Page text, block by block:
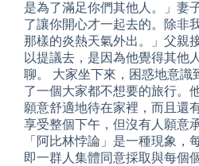
是為了滿足你們其他人。」妻
了讓你開心才一起去的。除非
那樣的炎熱天氣外出。」父親
以提議去，是因為他覺得其他
聊。 大家坐下來，困惑地意識
了一個大家都不想要的旅行。
願意舒適地待在家裡，而且還
享受整個下午，但沒有人願意
「阿比林悖論」是一種現象，
即一群人集體同意採取與每個